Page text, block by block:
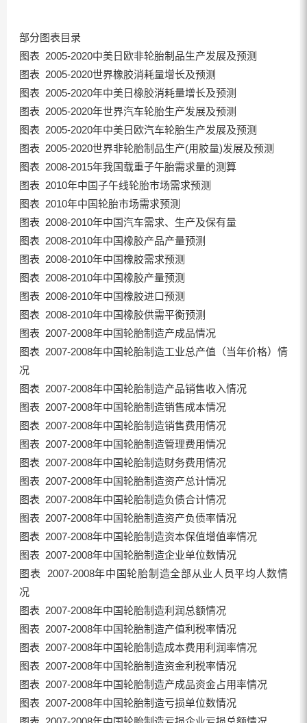
部分图表目录
图表 2005-2020中美日欧非轮胎制品生产发展及预测
图表 2005-2020世界橡胶消耗量增长及预测
图表 2005-2020年中美日橡胶消耗量增长及预测
图表 2005-2020年世界汽车轮胎生产发展及预测
图表 2005-2020年中美日欧汽车轮胎生产发展及预测
图表 2005-2020世界非轮胎制品生产(用胶量)发展及预测
图表 2008-2015年我国载重子午胎需求量的测算
图表 2010年中国子午线轮胎市场需求预测
图表 2010年中国轮胎市场需求预测
图表 2008-2010年中国汽车需求、生产及保有量
图表 2008-2010年中国橡胶产品产量预测
图表 2008-2010年中国橡胶需求预测
图表 2008-2010年中国橡胶产量预测
图表 2008-2010年中国橡胶进口预测
图表 2008-2010年中国橡胶供需平衡预测
图表 2007-2008年中国轮胎制造产成品情况
图表 2007-2008年中国轮胎制造工业总产值（当年价格）情
况
图表 2007-2008年中国轮胎制造产品销售收入情况
图表 2007-2008年中国轮胎制造销售成本情况
图表 2007-2008年中国轮胎制造销售费用情况
图表 2007-2008年中国轮胎制造管理费用情况
图表 2007-2008年中国轮胎制造财务费用情况
图表 2007-2008年中国轮胎制造资产总计情况
图表 2007-2008年中国轮胎制造负债合计情况
图表 2007-2008年中国轮胎制造资产负债率情况
图表 2007-2008年中国轮胎制造资本保值增值率情况
图表 2007-2008年中国轮胎制造企业单位数情况
图表 2007-2008年中国轮胎制造全部从业人员平均人数情
况
图表 2007-2008年中国轮胎制造利润总额情况
图表 2007-2008年中国轮胎制造产值利税率情况
图表 2007-2008年中国轮胎制造成本费用利润率情况
图表 2007-2008年中国轮胎制造资金利税率情况
图表 2007-2008年中国轮胎制造产成品资金占用率情况
图表 2007-2008年中国轮胎制造亏损单位数情况